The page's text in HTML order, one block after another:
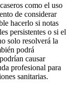
como el uso
de considerar
hacerlo si notas
persistentes o si el
solo resolverá la
podrá
causar
profesional para
sanitarias.